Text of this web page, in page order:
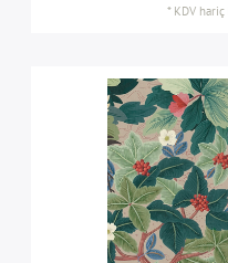
* KDV hariç